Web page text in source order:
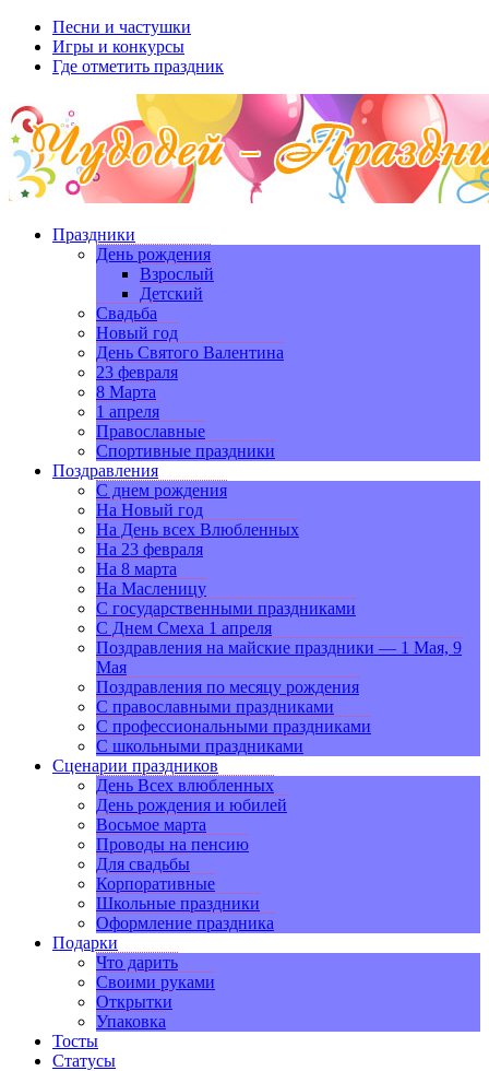
Песни и частушки
Игры и конкурсы
Где отметить праздник
Праздники
День рождения
Взрослый
Детский
Свадьба
Новый год
День Святого Валентина
23 февраля
8 Марта
1 апреля
Православные
Спортивные праздники
Поздравления
С днем рождения
На Новый год
На День всех Влюбленных
На 23 февраля
На 8 марта
На Масленицу
С государственными праздниками
С Днем Смеха 1 апреля
Поздравления на майские праздники — 1 Мая, 9
Мая
Поздравления по месяцу рождения
С православными праздниками
С профессиональными праздниками
С школьными праздниками
Сценарии праздников
День Всех влюбленных
День рождения и юбилей
Восьмое марта
Проводы на пенсию
Для свадьбы
Корпоративные
Школьные праздники
Оформление праздника
Подарки
Что дарить
Своими руками
Открытки
Упаковка
Тосты
Статусы